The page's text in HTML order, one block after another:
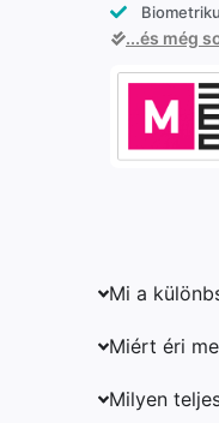
...és még
Mi a
Miért éri
Milyen